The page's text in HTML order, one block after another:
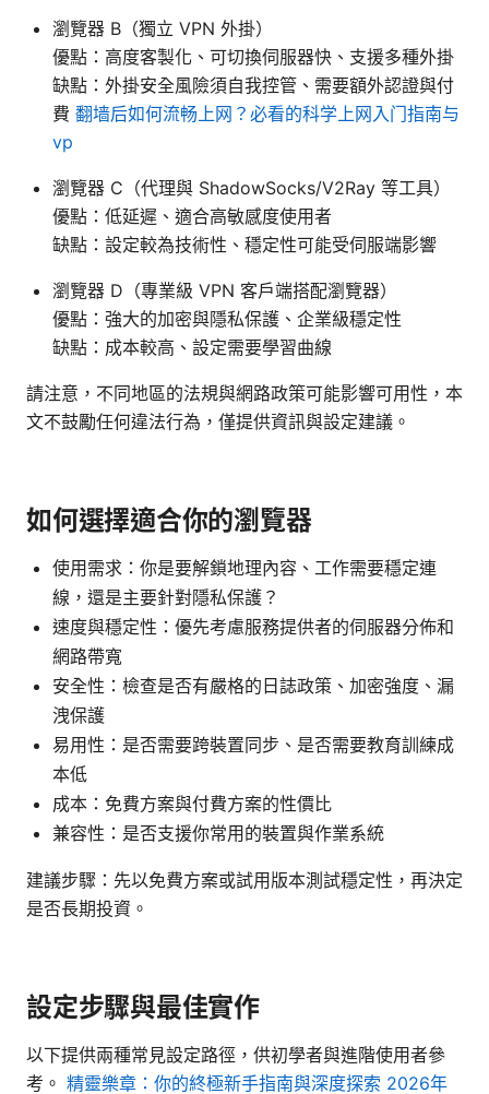
瀏覽器 B（獨立 VPN 外掛）
優點：高度客製化、可切換伺服器快、支援多種外掛
缺點：外掛安全風險須自我控管、需要額外認證與付
費 翻墙后如何流畅上网？必看的科学上网入门指南与
vp
瀏覽器 C（代理與 ShadowSocks/V2Ray 等工具）
優點：低延遲、適合高敏感度使用者
缺點：設定較為技術性、穩定性可能受伺服端影響
瀏覽器 D（專業級 VPN 客戶端搭配瀏覽器）
優點：強大的加密與隱私保護、企業級穩定性
缺點：成本較高、設定需要學習曲線
請注意，不同地區的法規與網路政策可能影響可用性，本
文不鼓勵任何違法行為，僅提供資訊與設定建議。
如何選擇適合你的瀏覽器
使用需求：你是要解鎖地理內容、工作需要穩定連
線，還是主要針對隱私保護？
速度與穩定性：優先考慮服務提供者的伺服器分佈和
網路帶寬
安全性：檢查是否有嚴格的日誌政策、加密強度、漏
洩保護
易用性：是否需要跨裝置同步、是否需要教育訓練成
本低
成本：免費方案與付費方案的性價比
兼容性：是否支援你常用的裝置與作業系統
建議步驟：先以免費方案或試用版本測試穩定性，再決定
是否長期投資。
設定步驟與最佳實作
以下提供兩種常見設定路徑，供初學者與進階使用者參
考。 精靈樂章：你的終極新手指南與深度探索 2026年